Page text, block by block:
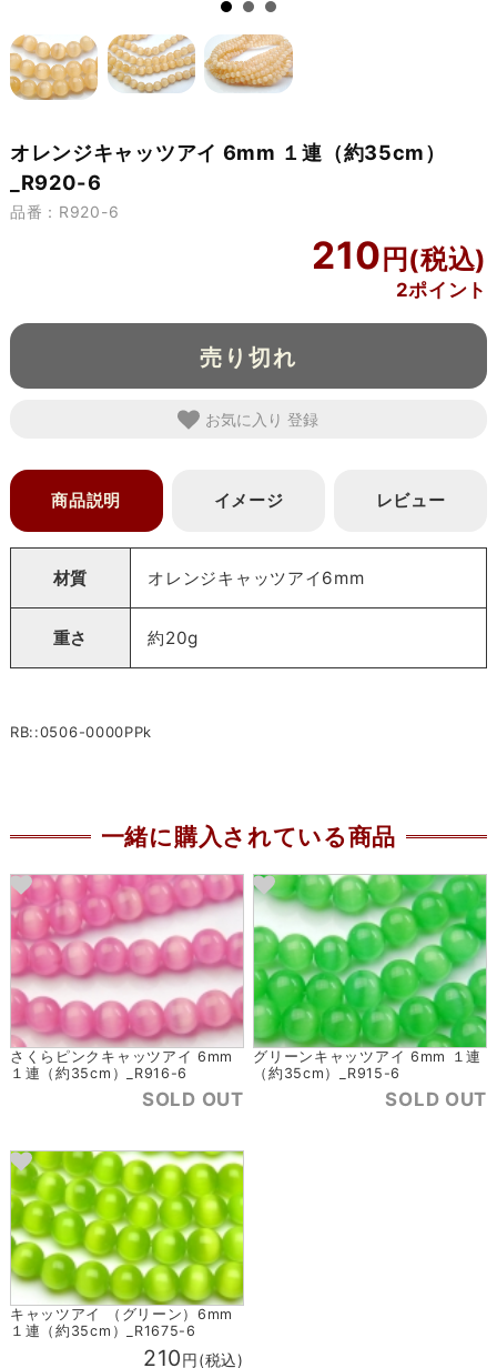
オレンジキャッツアイ 6mm １連（約35cm）
_R920-6
品番：R920-6
210
2ポイント
売り切れ
お気に入り
商品説明 イメージ レビュー
材質 オレンジキャッツアイ6mm
重さ 約20g
RB::0506-0000PPk
一緒に購入されている商品
さくらピンクキャッツアイ 6mm
１連（約35cm）_R916-6
SOLD OUT
グリーンキャッツアイ 6mm １連
（約35cm）_R915-6
SOLD OUT
キャッツアイ （グリーン）6mm
１連（約35cm）_R1675-6
210円(税込)